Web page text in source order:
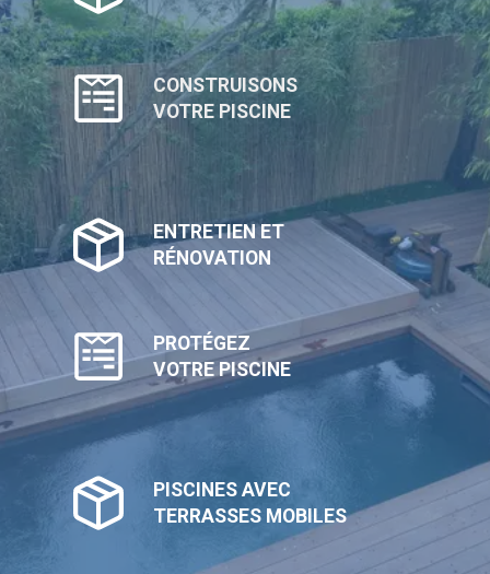
CONSTRUISONS
VOTRE PISCINE
ENTRETIEN ET
RÉNOVATION
PROTÉGEZ
VOTRE PISCINE
PISCINES AVEC
TERRASSES MOBILES